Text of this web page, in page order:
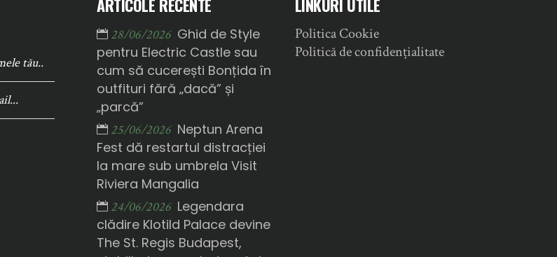
ARTICOLE RECENTE
28/06/2026 Ghid de Style
pentru Electric Castle sau
cum să cucerești Bonțida în
outfituri fără „dacă” și
„parcă”
25/06/2026 Neptun Arena
Fest dă restartul distracției
la mare sub umbrela Visit
Riviera Mangalia
24/06/2026 Legendara
clădire Klotild Palace devine
The St. Regis Budapest,
LINKURI UTILE
Politica Cookie
Politică de confidențialitate